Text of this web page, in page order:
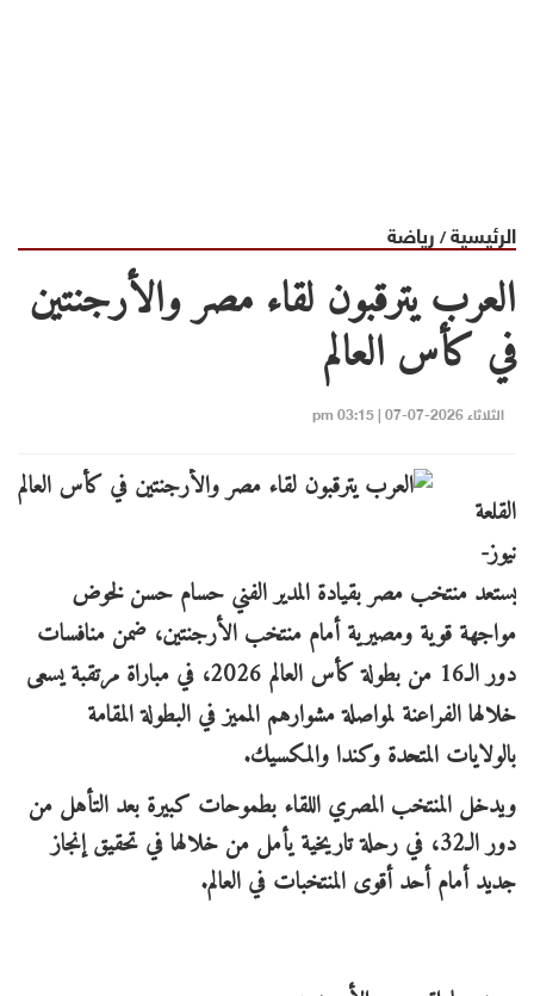
الرئيسية/ رياضة
العرب يترقبون لقاء مصر والأرجنتين
في كأس العالم
الثلاثاء 2026-07-07 | 03:15 pm
القلعة
نيوز-
يستعد منتخب مصر بقيادة المدير الفني حسام حسن لخوض
مواجهة قوية ومصيرية أمام منتخب الأرجنتين، ضمن منافسات
دور الـ16 من بطولة كأس العالم 2026، في مباراة مرتقبة يسعى
خلالها الفراعنة لمواصلة مشوارهم المميز في البطولة المقامة
بالولايات المتحدة وكندا والمكسيك.
ويدخل المنتخب المصري اللقاء بطموحات كبيرة بعد التأهل من
دور الـ32، في رحلة تاريخية يأمل من خلالها في تحقيق إنجاز
جديد أمام أحد أقوى المنتخبات في العالم.